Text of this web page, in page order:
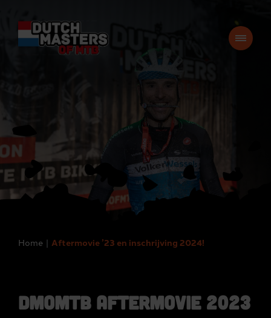
Home Aftermovie ’23 en inschrijving 2024!
DMoMTB Aftermovie 2023